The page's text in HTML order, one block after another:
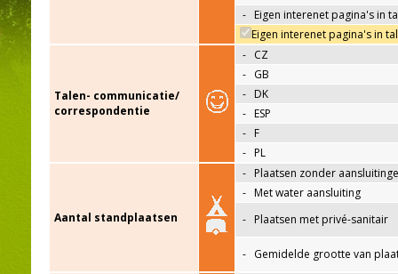
- Eigen interenet pagina's in
Eigen interenet pagina's in
Talen- communicatie/
correspondentie
- CZ
- GB
- DK
- ESP
- F
- PL
Aantal standplaatsen
- Plaatsen zonder
- Met water aansluiting
- Plaatsen met privé-sanitair
- Gemidelde grootte van